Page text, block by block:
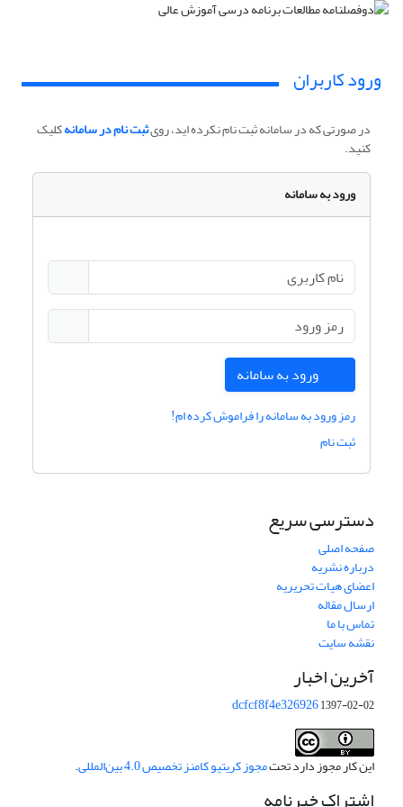
ورود کاربران
در صورتی که در سامانه ثبت نام نکرده اید، رویثبت نام در سامانهکلیک
کنید.
ورود به سامانه
ورود به سامانه
رمز ورود به سامانه را فراموش کرده ام!
ثبت نام
دسترسی سریع
صفحه اصلی
درباره نشریه
اعضای هیات تحریریه
ارسال مقاله
تماس با ما
نقشه سایت
آخرین اخبار
dcfcf8f4e3269261397-02-02
این کار مجوز دارد تحتمجوز کریتیو کامنز تخصیص 4.0 بین‌المللی .